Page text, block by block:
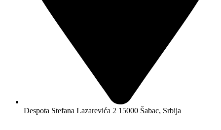
Despota Stefana Lazarevića 2 15000 Šabac, Srbija